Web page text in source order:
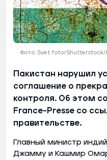
Фото: Svet foto/
Пакистан нарушил
соглашение о
контроля. Об этом
France-Presse со
правительстве.
Главный министр
Джамму и Кашмир